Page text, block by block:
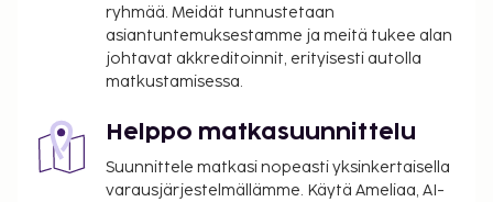
20.30–1.00
Siivous on saatavilla lisämaksusta, joka
vaihtelee yöpymisen keston mukaan.
Vauvansänky: 5 EUR per yö
Yllä oleva luettelo ei ehkä kata kaikkea. Maksut ja
takuumaksut eivät välttämättä sisällä veroja, ja ne
saattavat muuttua.
ryhmää. Meidät tunnustetaan
asiantuntemuksestamme ja meitä tukee alan
johtavat akkreditoinnit, erityisesti autolla
matkustamisessa.
Helppo matkasuunnittelu
Suunnittele matkasi nopeasti yksinkertaisella
varausjärjestelmällämme. Käytä Ameliaa, AI-